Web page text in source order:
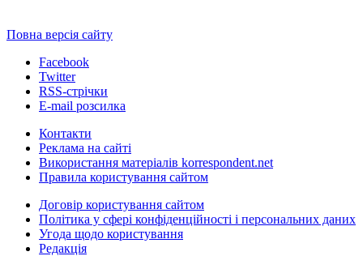
Повна версія сайту
Facebook
Twitter
RSS-стрічки
E-mail розсилка
Контакти
Реклама на сайті
Використання матеріалів korrespondent.net
Правила користування сайтом
Договір користування сайтом
Політика у сфері конфіденційності і персональних даних
Угода щодо користування
Редакція